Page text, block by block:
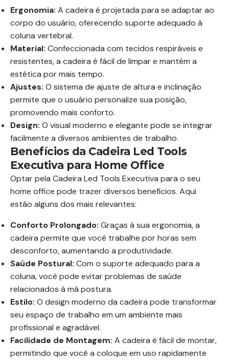
Ergonomia: A cadeira é projetada para se adaptar ao
corpo do usuário, oferecendo suporte adequado à
coluna vertebral.
Material: Confeccionada com tecidos respiráveis e
resistentes, a cadeira é fácil de limpar e mantém a
estética por mais tempo.
Ajustes: O sistema de ajuste de altura e inclinação
permite que o usuário personalize sua posição,
promovendo mais conforto.
Design: O visual moderno e elegante pode se integrar
facilmente a diversos ambientes de trabalho.
Benefícios da Cadeira Led Tools
Executiva para Home Office
Optar pela Cadeira Led Tools Executiva para o seu
home office pode trazer diversos benefícios. Aqui
estão alguns dos mais relevantes:
Conforto Prolongado: Graças à sua ergonomia, a
cadeira permite que você trabalhe por horas sem
desconforto, aumentando a produtividade.
Saúde Postural: Com o suporte adequado para a
coluna, você pode evitar problemas de saúde
relacionados à má postura.
Estilo: O design moderno da cadeira pode transformar
seu espaço de trabalho em um ambiente mais
profissional e agradável.
Facilidade de Montagem: A cadeira é fácil de montar,
permitindo que você a coloque em uso rapidamente